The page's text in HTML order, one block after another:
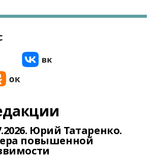
Юрий Татаренко.
повышенной